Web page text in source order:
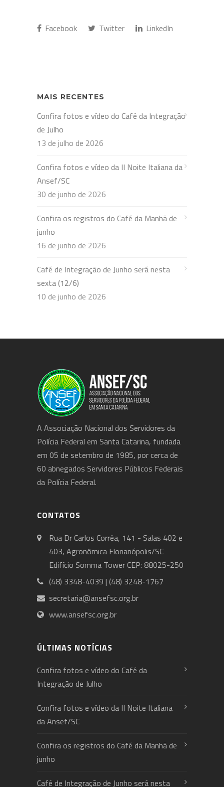
Facebook Twitter LinkedIn
MAIS RECENTES
Confira fotos e vídeo do Café da Integração
de Julho
13 de julho de 2026
Confira fotos e vídeo da II Noite Italiana da
Ansef/SC
30 de junho de 2026
Confira os registros do Café da Manhã de
junho
16 de junho de 2026
Café de Integração de Junho será nesta
sexta (12/6)
10 de junho de 2026
A Associação Nacional dos Servidores da
Polícia Federal em Santa Catarina, fundada
em 05 de setembro de 1985, por cerca de
60 abnegados Servidores Públicos Federais
da Polícia Federal.
CONTATOS
Rua Dr Carlos Corrêa, 141 - Salas 402 e
403, Agronômica Florianópolis/SC
Edifício Somma Tower CEP: 88025-250
(48) 3348-4039 | (48) 3248-1767
secretaria@ansefsc.org.br
www.ansefsc.org.br
ÚLTIMAS NOTÍCIAS
Confira fotos e vídeo do Café da
Integração de Julho
Confira fotos e vídeo da II Noite Italiana
da Ansef/SC
Confira os registros do Café da Manhã de
junho
Café de Integração de Junho será nesta